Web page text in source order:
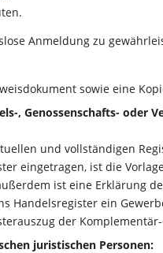
Anmeldung zu
sowie eine
, Genossenschafts- oder
und vollständigen
eingetragen, ist die
ist eine Erklärung
Handelsregister ein
der
juristischen Personen: